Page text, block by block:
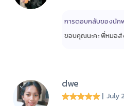
การตอบกลับของนัก
ขอบคุณนะคะ พี่หมอส่
dwe
| July